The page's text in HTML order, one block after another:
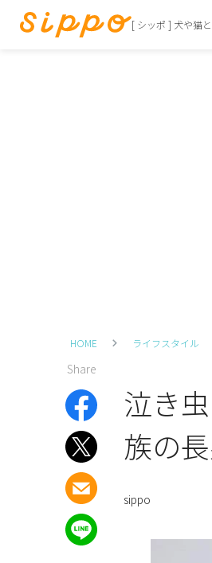
[ シッポ ] 犬や猫
HOME ライフスタイル
Share
泣き
族の
sippo